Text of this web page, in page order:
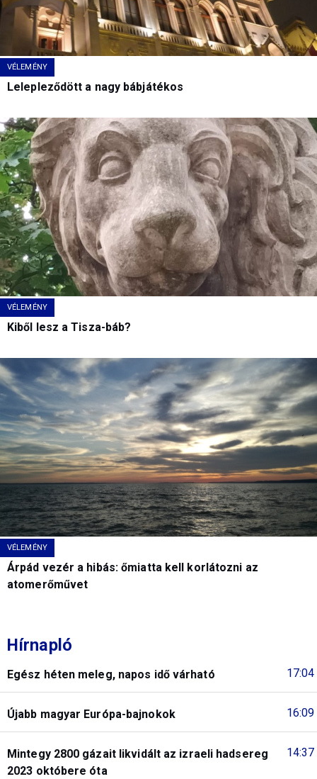
VÉLEMÉNY
Lelepleződött a nagy bábjátékos
VÉLEMÉNY
Kiből lesz a Tisza-báb?
VÉLEMÉNY
Árpád vezér a hibás: őmiatta kell korlátozni az
atomerőművet
Hírnapló
17:04
Egész héten meleg, napos idő várható
16:09
Újabb magyar Európa-bajnokok
14:37
Mintegy 2800 gázait likvidált az izraeli hadsereg
2023 októbere óta